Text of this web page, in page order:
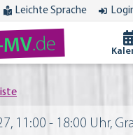
Leichte Sprache
.de
11:00 - 18:00 Uhr,